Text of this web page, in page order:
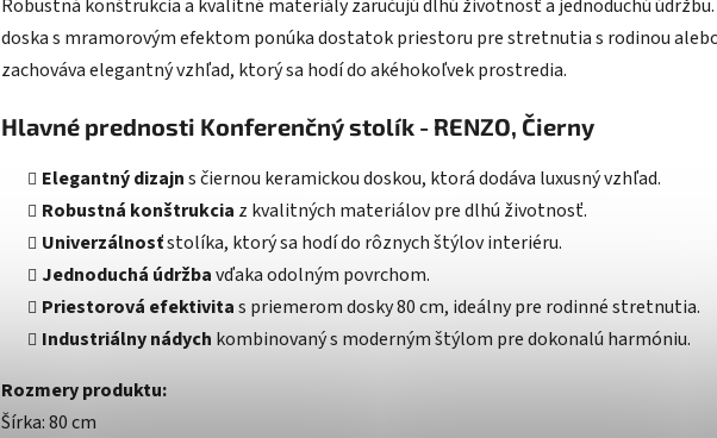
Robustná konštrukcia a kvalitné materiály zaručujú dlhú životnosť a jednoduchú
doska s mramorovým efektom ponúka dostatok priestoru pre stretnutia s rodinou
zachováva elegantný vzhľad, ktorý sa hodí do akéhokoľvek prostredia.
Hlavné prednosti Konferenčný stolík - RENZO, Čierny
Elegantný dizajns čiernou keramickou doskou, ktorá dodáva luxusný vzhľad.
Robustná konštrukcia z kvalitných materiálov pre dlhú životnosť.
Univerzálnosťstolíka, ktorý sa hodí do rôznych štýlov interiéru.
Jednoduchá údržbavďaka odolným povrchom.
Priestorová efektivitas priemerom dosky 80 cm, ideálny pre rodinné stretnutia.
Industriálny nádych kombinovaný s moderným štýlom pre dokonalú harmóniu.
Rozmery produktu:
Šírka: 80 cm